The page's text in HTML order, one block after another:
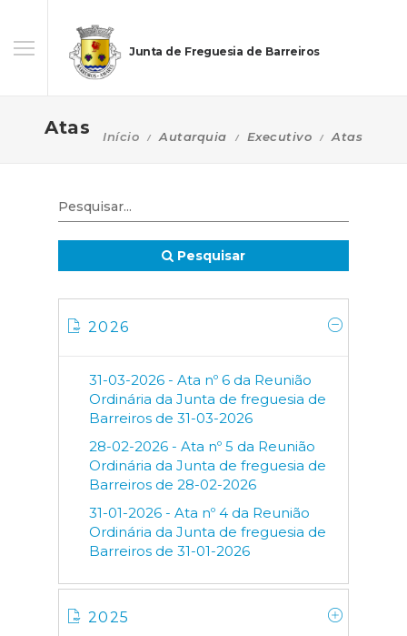
Junta de Freguesia de Barreiros
Atas Início Autarquia Executivo Atas
Pesquisar
2026
31-03-2026 - Ata nº 6 da Reunião
Ordinária da Junta de freguesia de
Barreiros de 31-03-2026
28-02-2026 - Ata nº 5 da Reunião
Ordinária da Junta de freguesia de
Barreiros de 28-02-2026
31-01-2026 - Ata nº 4 da Reunião
Ordinária da Junta de freguesia de
Barreiros de 31-01-2026
2025